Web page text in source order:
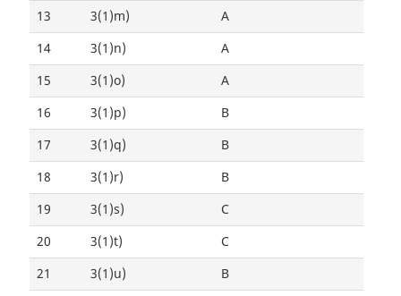
13
3(1)m)
A
14
3(1)n)
A
15
3(1)o)
A
16
3(1)p)
B
17
3(1)q)
B
18
3(1)r)
B
19
3(1)s)
C
20
3(1)t)
C
21
3(1)u)
B